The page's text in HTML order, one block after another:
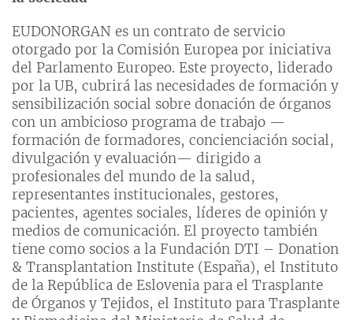
EUDONORGAN es un contrato de servicio
otorgado por la Comisión Europea por iniciativa
del Parlamento Europeo. Este proyecto, liderado
por la UB, cubrirá las necesidades de formación y
sensibilización social sobre donación de órganos
con un ambicioso programa de trabajo —
formación de formadores, concienciación social,
divulgación y evaluación— dirigido a
profesionales del mundo de la salud,
representantes institucionales, gestores,
pacientes, agentes sociales, líderes de opinión y
medios de comunicación. El proyecto también
tiene como socios a la Fundación DTI – Donation
& Transplantation Institute (España), el Instituto
de la República de Eslovenia para el Trasplante
de Órganos y Tejidos, el Instituto para Trasplante